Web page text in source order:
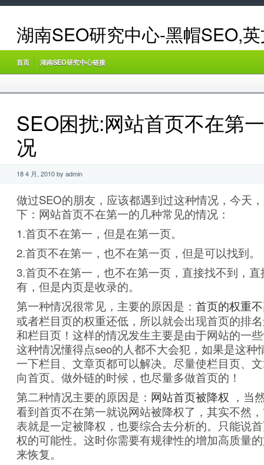
湖南SEO研究中心-黑帽SEO,
首页 湖南SEO研究中心链接
SEO困扰:网站首页不在第
况
18 4 月, 2010 by admin
做过SEO的朋友，应该都遇到过这种情况，今天
下：网站首页不在第一的几种常见的情况：
1.首页不在第一，但是在第一页。
2.首页不在第一，也不在第一页，但是可以找到。
3.首页不在第一，也不在第一页，直接找不到，
有，但是内页是收录的。
第一种情况很常见，主要的原因是： 首页的权重
或者栏目页的权重还低，所以就会出现首页的排
和栏目页！这样的情况发生主要是由于网站的一
这种情况懂得点seo的人都不大会犯，如果是这种
一下栏目、文章页都可以解决。尽量使栏目页、
向首页。做外链的时候，也尽量多做首页的！
第二种情况主要的原因是： 网站首页被降权 ，当
看到首页不在第一就说网站被降权了，其实不然
表就是一定被降权，也要综合去分析的。只能说
权的可能性。这时你需要有规律性的增加高质量
来恢复。